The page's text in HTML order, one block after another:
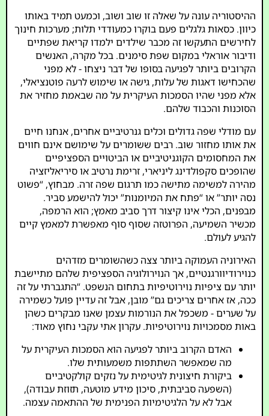
ההיסטוריה עונה על שאלה זו שוב ושוב, וכמעט תמיד באותו
כיוון. כסאות גלגלים פעם בוקרו כמעודדי תלות; מערכות חינוך
לחירשים התעקשו זה מכבר שילדים ילמדו קריאת שפתיים
ודיבור אוראלי במקום שפת סימנים. בכל מקרה, האנשים
הקרובים ביותר לפגיעה בסופו של דבר ניצחו - לא מפני
שהכחישו דאגות של עלות, גישה או שימוש לרעה פוטנציאלי,
אלא מפני שהיו הסמכות העיקרית על מה שבאמת מחזיר את
הסוכנות והכבוד שלהם.
עם מודלי שפה גדולים וכלים גנרטיביים אחרים, אנחנו חיים
את אותו מחזור שוב. רבים ששומרים על שימושם אינם חווים
את המחסומים הקוגניטיביים או הביטויים הספציפיים
שהופכים סקפולדינג ליניארי, זרימת נרטיב או סיריאליזציה
מהירה למשימה מתישה כמו תרגום שפה זרה. מבחוץ, “פשוט
נסה יותר” או “פתח את המיומנות” יכול להישמע סביר.
מבפנים, הכלי אינו קיצור דרך סביב מאמץ; הוא הרמפה,
מכשיר השמיעה, הפרוטזה שסוף סוף מאפשרת למאמץ קיים
להגיע לעולם.
האירוניה העמוקה ביותר צצה כשהשומרים מזדהים
כנוירודיוורגנטיים, אך הנוירולוגיה הספציפית שלהם מתיישבת
יותר עם ציפיות נוירוטיפיות בתחום הנשפט. “התגברתי על זה
ככה, אז אחרים צריכים גם” מובן, אבל זה עדיין פועל כשמירה
על שערים - משכפל את הנורמות עצמן שאנו מבקרים כשהן
באות מסמכויות נוירוטיפיות. עקרון אתי עקבי נחוץ מאוד:
האדם הקרוב ביותר לפגיעה הוא הסמכות העיקרית על
מה שמאפשר השתתפות משמעותית שלו.
ביקורת חיצונית לגיטימית על נזקים קולקטיביים
(השפעה סביבתית, סיכון מידע מוטעה, תזוזת עבודה),
אבל לא על הלגיטימיות הפנימית של ההתאמה עצמה.